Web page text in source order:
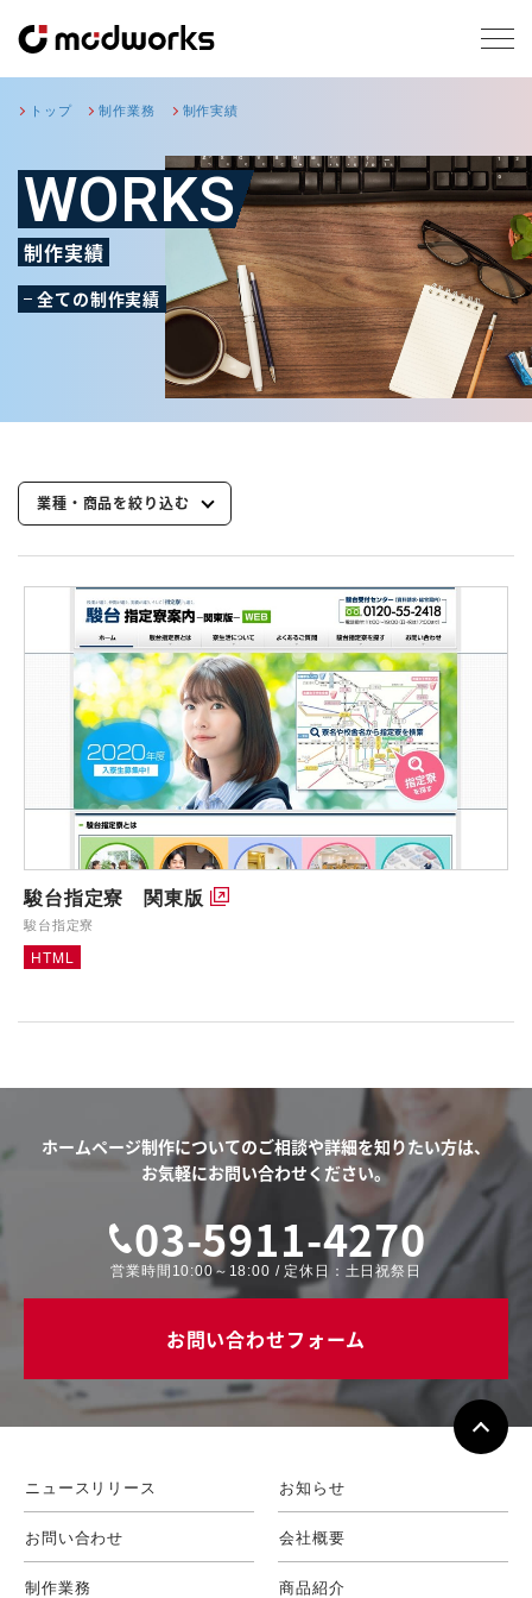
トップ 制作業務 制作実績
WORKS
制作実績
全ての制作実績
業種・商品を絞り込む
駿台指定寮 関東版
駿台指定寮
HTML
ホームページ制作についてのご相談や詳細を知りたい方は、
お気軽にお問い合わせください。
03-5911-4270
営業時間10:00～18:00 / 定休日：土日祝祭日
お問い合わせフォーム
ニュースリリース お知らせ
お問い合わせ 会社概要
制作業務 商品紹介